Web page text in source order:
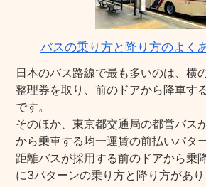
バスの乗り方と降り方のよく
日本のバス路線で最も多いのは、横
整理券を取り、前のドアから降車す
です。
そのほか、東京都交通局の都営バス
から乗車する均一運賃の前払いパタ
距離バスが採用する前のドアから乗
に3パターンの乗り方と降り方があり